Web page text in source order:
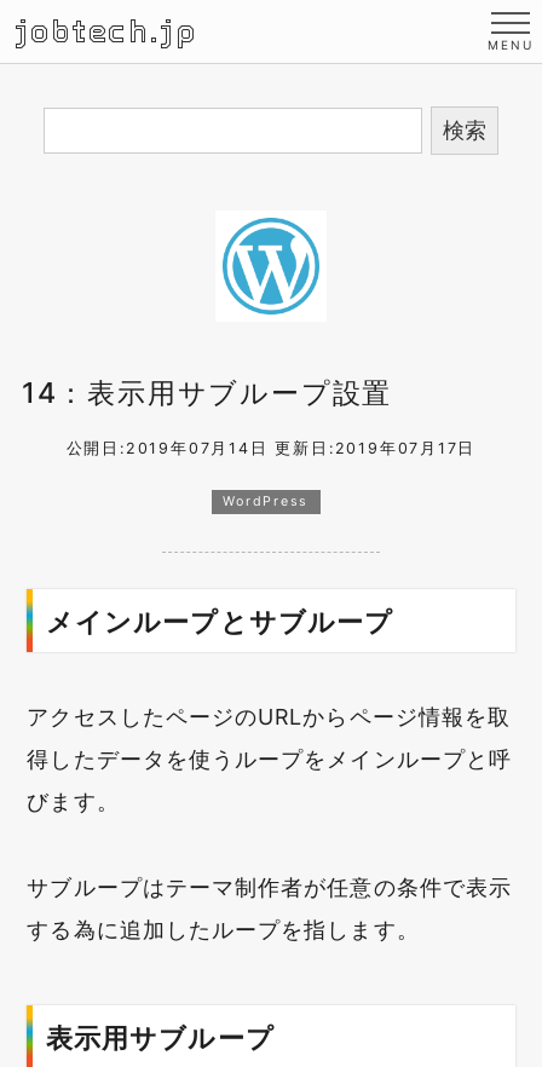
jobtech.jp
14：表示用サブループ設置
公開日:2019年07月14日 更新日:2019年07月17日
WordPress
メインループとサブループ
アクセスしたページのURLからページ情報を取
得したデータを使うループをメインループと呼
びます。
サブループはテーマ制作者が任意の条件で表示
する為に追加したループを指します。
表示用サブループ